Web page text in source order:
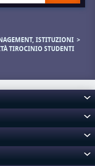
ISTITUZIONI
TIROCINIO STUDENTI